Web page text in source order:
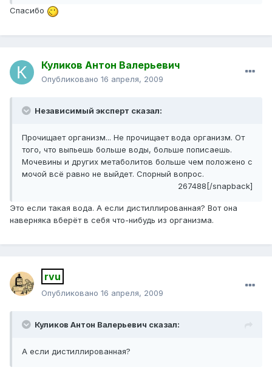
Спасибо
Куликов Антон Валерьевич
Опубликовано 16 апреля, 2009
Независимый эксперт сказал:
Прочищает организм... Не прочищает вода организм. От
того, что выпьешь больше воды, больше пописаешь.
Мочевины и других метаболитов больше чем положено с
мочой всё равно не выйдет. Спорный вопрос.
267488[/snapback]
Это если такая вода. А если дистиллированная? Вот она
наверняка вберёт в себя что-нибудь из организма.
rvu
Опубликовано 16 апреля, 2009
Куликов Антон Валерьевич сказал:
А если дистиллированная?